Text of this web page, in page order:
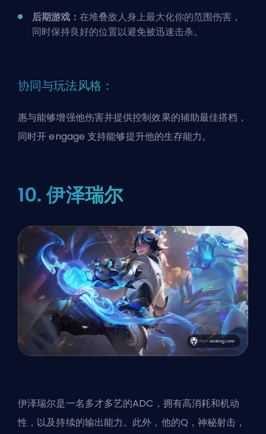
后期游戏： 在堆叠敌人身上最大化你的范围伤害，
同时保持良好的位置以避免被迅速击杀。
协同与玩法风格：
惠与能够增强他伤害并提供控制效果的辅助最佳搭档，
同时开 engage 支持能够提升他的生存能力。
10. 伊泽瑞尔
伊泽瑞尔是一名多才多艺的ADC，拥有高消耗和机动
性，以及持续的输出能力。此外，他的Q，神秘射击，